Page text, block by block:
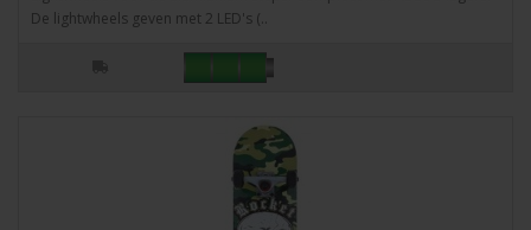
De lightwheels geven met 2 LED's (..